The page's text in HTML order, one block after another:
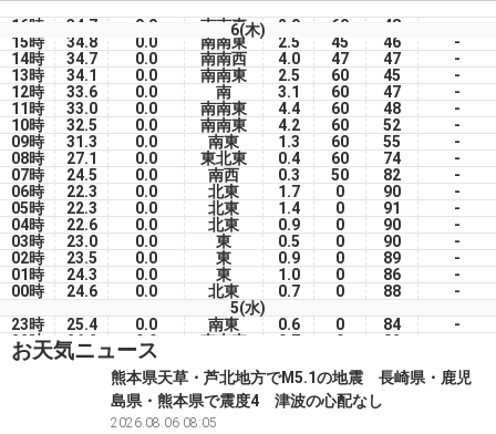
6(木)
16時 34.7 0.0 南南東 2.9 60 48
15時
34.8 0.0 南南東 2.5 45 46
-
14時
34.7 0.0 南南西 4.0 47 47
-
13時
34.1 0.0 南南東 2.5 60 45
-
12時
33.6 0.0 南 3.1 60 47
-
11時
33.0 0.0 南南東 4.4 60 48
-
10時
32.5 0.0 南南東 4.2 60 52
-
09時
31.3 0.0 南東 1.3 60 55
-
08時
27.1 0.0 東北東 0.4 60 74
-
07時
24.5 0.0 南西 0.3 50 82
-
06時
22.3 0.0 北東 1.7 0 90
-
05時
22.3 0.0 北東 1.4 0 91
-
04時
22.6 0.0 北東 0.9 0 90
-
03時
23.0 0.0 東 0.5 0 90
-
02時
23.5 0.0 東 0.9 0 89
-
01時
24.3 0.0 東 1.0 0 86
-
00時
24.6 0.0 北東 0.7 0 88
-
5(水)
23時
25.4 0.0 南東 0.6 0 84
-
22時
26.2 0.0 東南東 0.7 0 82
21時
27.1 0.0
0.0 東 1.7 0 72
-
0.0 東南東 0.9 7 75
-
0.0 南 0.9 39
0.0
お天気ニュース
熊本県天草・芦北地方でM5.1の地震 長崎県・鹿児
島県・熊本県で震度4 津波の心配なし
2026.08.06 08:05